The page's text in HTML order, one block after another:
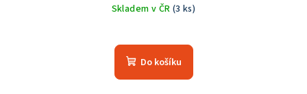
Skladem v ČR (3 ks)
Do košíku